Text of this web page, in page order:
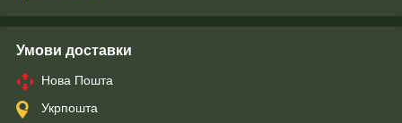
Умови доставки
Нова Пошта
Укрпошта